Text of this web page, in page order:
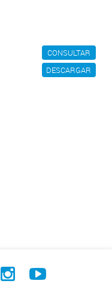
CONSULTAR
DESCARGAR